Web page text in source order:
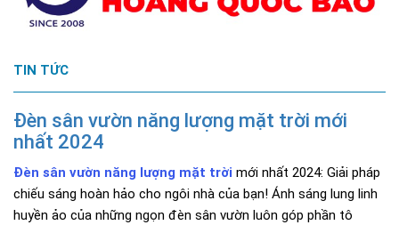
TIN TỨC
Đèn sân vườn năng lượng mặt trời mới
nhất 2024
Đèn sân vườn năng lượng mặt trời mới nhất 2024: Giải pháp
chiếu sáng hoàn hảo cho ngôi nhà của bạn! Ánh sáng lung linh
huyền ảo của những ngọn đèn sân vườn luôn góp phần tô